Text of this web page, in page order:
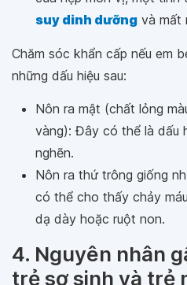
suy dinh dưỡng và mất
Chăm sóc khẩn cấp nếu em
những dấu hiệu sau:
Nôn ra mật (chất lỏng
vàng): Đây có thể là dấu
nghẽn.
Nôn ra thứ trông giống
có thể cho thấy chảy
dạ dày hoặc ruột non.
4. Nguyên nhân
trẻ sơ sinh và trẻ